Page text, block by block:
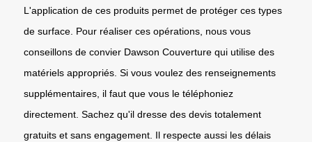
L'application de ces produits permet de protéger ces types
de surface. Pour réaliser ces opérations, nous vous
conseillons de convier Dawson Couverture qui utilise des
matériels appropriés. Si vous voulez des renseignements
supplémentaires, il faut que vous le téléphoniez
directement. Sachez qu'il dresse des devis totalement
gratuits et sans engagement. Il respecte aussi les délais